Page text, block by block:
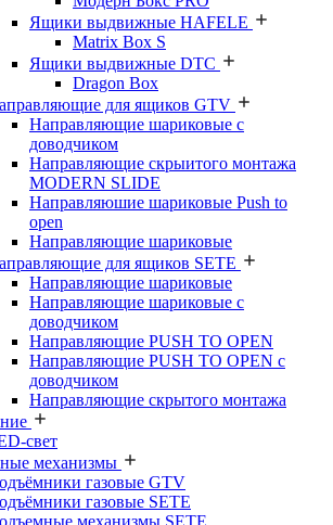
Ящики выдвижные HAFELE
Matrix Box S
Ящики выдвижные DTC
Dragon Box
для ящиков GTV
Направляющие шариковые с
доводчиком
Направляющие скрыитого монтажа
MODERN SLIDE
Направляюшие шариковые Push to
open
Направляющие шариковые
для ящиков SETE
Направляющие шариковые
Направляющие шариковые с
доводчиком
Направляющие PUSH TO OPEN
Направляющие PUSH TO OPEN с
доводчиком
Направляющие скрытого монтажа
свет
механизмы
газовые GTV
газовые SETE
механизмы SETE